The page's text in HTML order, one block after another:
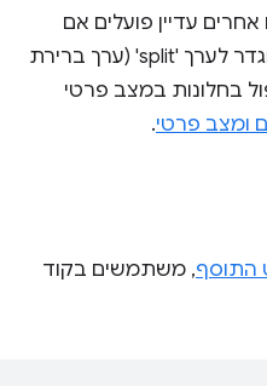
עדיין פועלים אם
מוגדר לערך 'split' (ערך ברירת
בחלונות במצב פרטי
ומצב פרטי.
התוסף, משתמשים בקוד